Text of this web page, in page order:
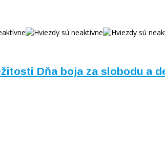
Dňa boja za slobodu a